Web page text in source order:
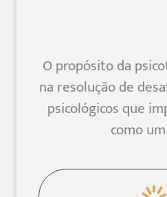
O propósito da
na resolução de
psicológicos que
como